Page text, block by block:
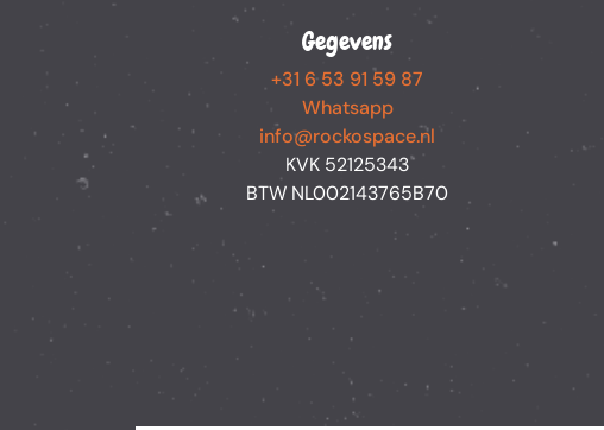
Gegevens
+31 6 53 91 59 87
Whatsapp
info@rockospace.nl
KVK 52125343
BTW NL002143765B70